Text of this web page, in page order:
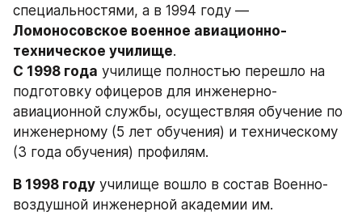
Ломоносовское военное авиационно-
техническое училище.
С 1998 года училище полностью перешло на
подготовку офицеров для инженерно-
авиационной службы, осуществляя обучение по
инженерному (5 лет обучения) и техническому
(3 года обучения) профилям.
В 1998 году училище вошло в состав Военно-
воздушной инженерной академии им.